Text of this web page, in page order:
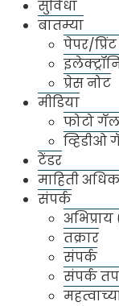
सुविधा
बातम्या
पेपर/
प्रेस नोट
मीडिया
फोटो
व्हिडीओ
टेंडर
माहिती
संपर्क
तक्रार
संपर्क
संपर्क